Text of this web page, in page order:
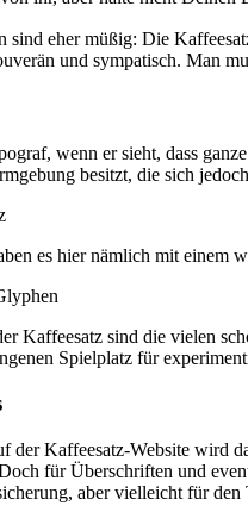
sind eher müßig: Die
und sympatisch. Man
wenn er sieht, dass
besitzt, die sich
es hier nämlich mit einem
Kaffeesatz sind die vielen
Spielplatz für
der Kaffeesatz-Website wird
für Überschriften und
aber vielleicht für